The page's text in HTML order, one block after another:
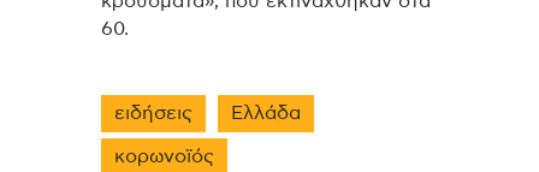
60.
ειδήσεις Ελλάδα
κορωνοϊός